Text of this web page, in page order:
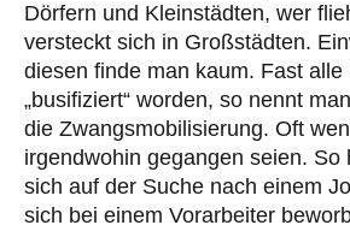
Dörfern und Kleinstädten, wer
versteckt sich in Großstädten.
diesen finde man kaum. Fast
„busifiziert“ worden, so nennt
die Zwangsmobilisierung. Oft
irgendwohin gegangen seien. So
sich auf der Suche nach einem
sich bei einem Vorarbeiter